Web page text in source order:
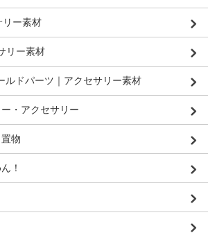
リー素材
リー素材
ルドパーツ｜アクセサリー素材
・アクセサリー
物
！